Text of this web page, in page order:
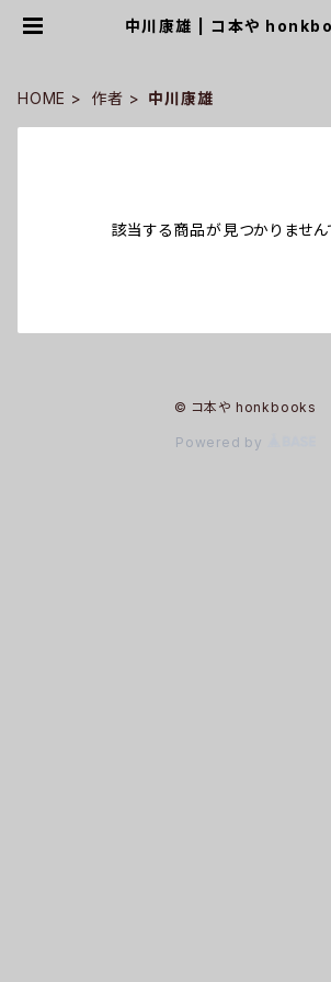
中川康雄 | コ本や
HOME 作者 中川康雄
該当する商品が見つかりません
© コ本や honkbooks
Powered by